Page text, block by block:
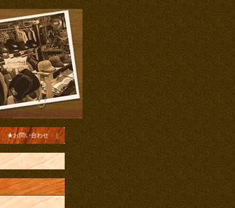
★お問い合わせ |